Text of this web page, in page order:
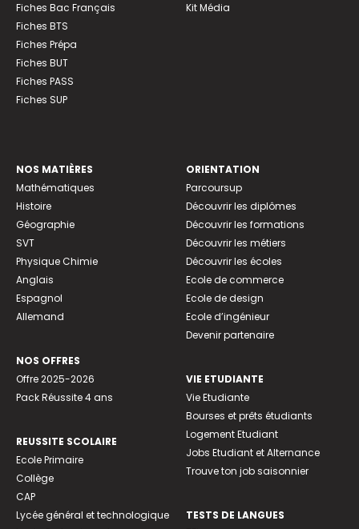
Fiches Bac Français
Fiches BTS
Fiches Prépa
Fiches BUT
Fiches PASS
Fiches SUP
Kit Média
NOS MATIÈRES
Mathématiques
Histoire
Géographie
SVT
Physique Chimie
Anglais
Espagnol
Allemand
NOS OFFRES
Offre 2025-2026
Pack Réussite 4 ans
REUSSITE SCOLAIRE
Ecole Primaire
Collège
CAP
Lycée général et technologique
ORIENTATION
Parcoursup
Découvrir les diplômes
Découvrir les formations
Découvrir les métiers
Découvrir les écoles
Ecole de commerce
Ecole de design
Ecole d’ingénieur
Devenir partenaire
VIE ETUDIANTE
Vie Etudiante
Bourses et prêts étudiants
Logement Etudiant
Jobs Etudiant et Alternance
Trouve ton job saisonnier
TESTS DE LANGUES